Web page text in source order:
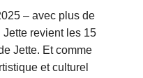
– avec plus de
Jette revient les 15
Jette. Et comme
et culturel